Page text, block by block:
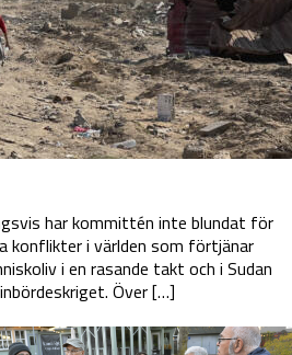
har kommittén inte blundat för
konflikter i världen som förtjänar
i en rasande takt och i Sudan
Över […]